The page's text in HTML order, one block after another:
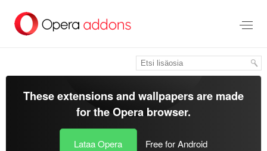
pääsisältöön
These extensions and wallpapers are made
for theOpera browser.
Lataa Opera Free for Android